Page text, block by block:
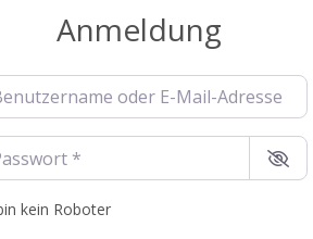
Anmeldung
oder E-Mail-Adresse
kein Roboter